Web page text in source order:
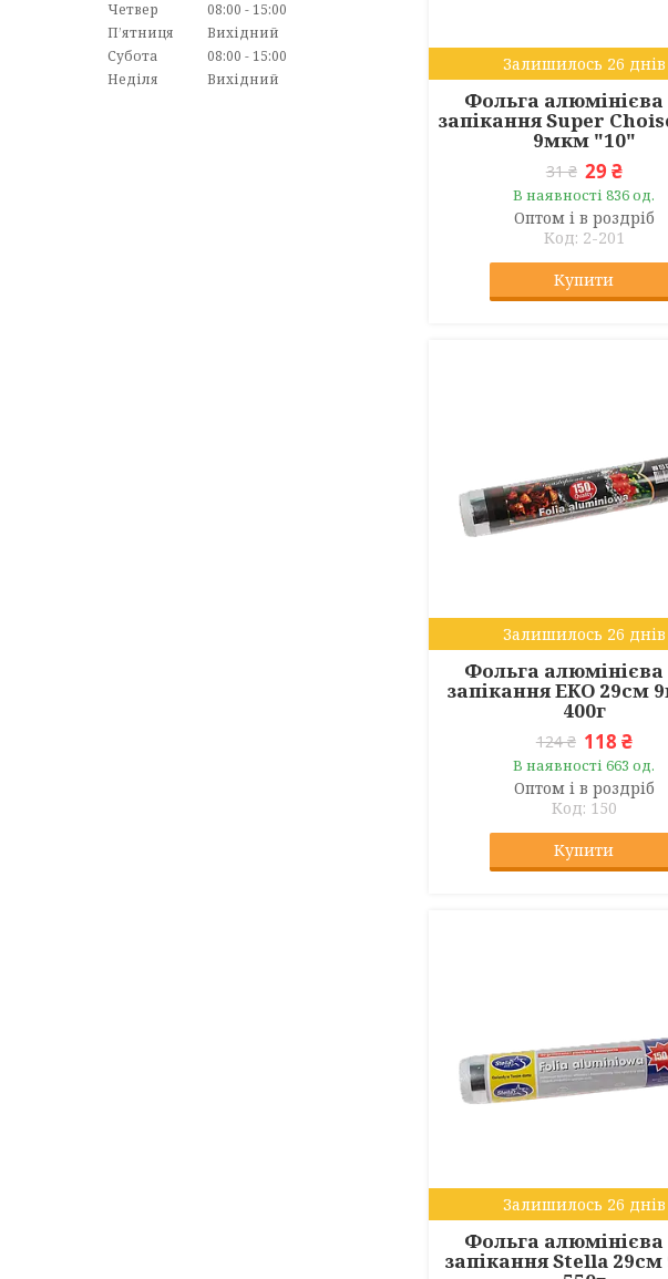
Залишилось 26 днів
Фольга алюмінієва
запікання Super
9мкм "10"
31 ₴ 29 ₴
В наявності 836 од.
Оптом і в роздріб
2-201
Купити
Залишилось 26 днів
Фольга алюмінієва
запікання ЕКО 29см
400г
124 ₴ 118 ₴
В наявності 663 од.
Оптом і в роздріб
150
Купити
Залишилось 26 днів
Фольга алюмінієва
запікання Stella
Четвер
08:00
15:00
Пʼятниця
Вихідний
Субота
08:00
15:00
Неділя
Вихідний